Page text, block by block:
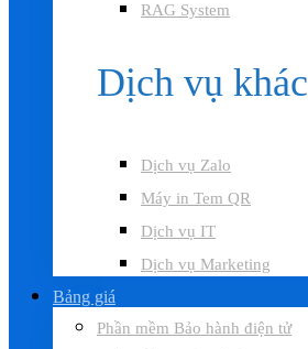
RAG System
Dịch vụ khác
Dịch vụ Zalo
Máy in Tem QR
Dịch vụ IT
Dịch vụ Marketing
Bảng giá
Phần mềm Bảo hành điện tử